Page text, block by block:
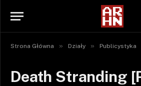
Strona Główna » Działy » Publicystyka
Death Stranding